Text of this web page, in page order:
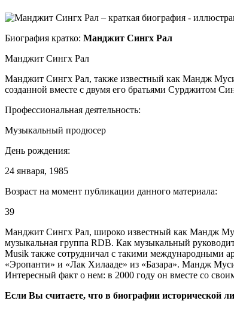
Биография кратко: Манджит Сингх Рал
Манджит Сингх Рал
Манджит Сингх Рал, также известный как Мандж
созданной вместе с двумя его братьями Сурджитом
Профессиональная деятельность:
Музыкальный продюсер
День рождения:
24 января, 1985
Возраст на момент публикации данного материала:
39
Манджит Сингх Рал, широко известный как Мандж
музыкальная группа RDB. Как музыкальный
Musik также сотрудничал с такими международными
«Эропанти» и «Лак Хилааде» из «Базара». Мандж
Интересный факт о нем: в 2000 году он вместе со
Если Вы считаете, что в биографии исторической